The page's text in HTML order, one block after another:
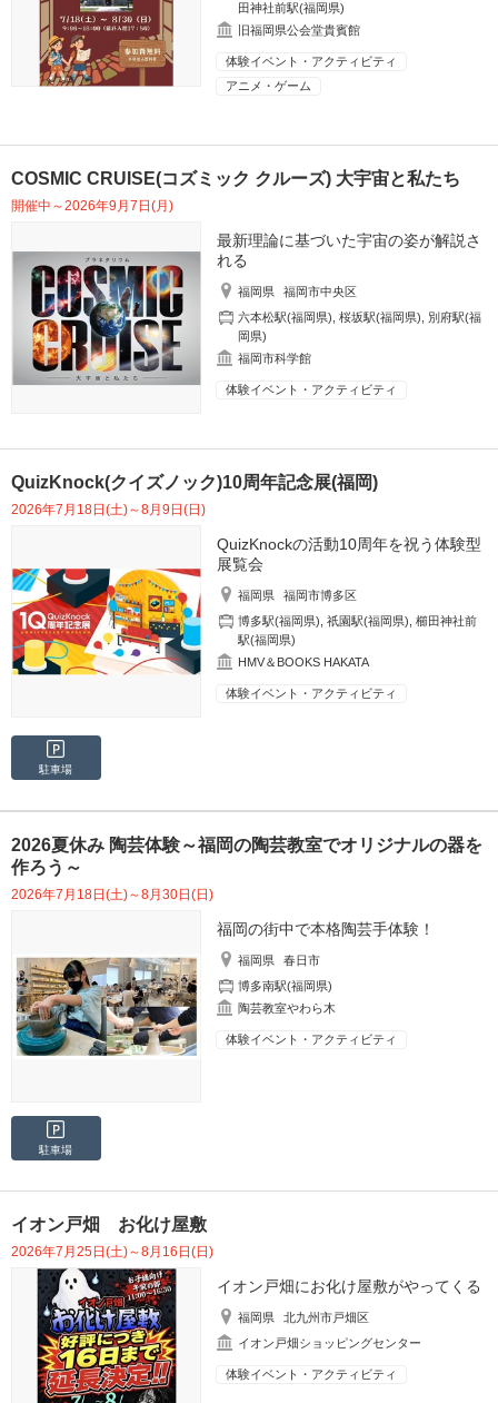
田神社前駅(福岡県)
旧福岡県公会堂貴賓館
体験イベント・アクティビティ
アニメ・ゲーム
COSMIC CRUISE(コズミック クルーズ) 大宇宙と私たち
開催中～2026年9月7日(月)
最新理論に基づいた宇宙の姿が解説さ
れる
福岡県
福岡市中央区
六本松駅(福岡県) ,桜坂駅(福岡県)
別府駅(福
岡県)
福岡市科学館
体験イベント・アクティビティ
QuizKnock(クイズノック)10周年記念展(福岡)
2026年7月18日(土)～8月9日(日)
QuizKnockの活動10周年を祝う体験型
展覧会
福岡県
福岡市博多区
博多駅(福岡県) ,祇園駅(福岡県) ,櫛田神社前
駅(福岡県)
HMV＆BOOKS HAKATA
体験イベント・アクティビティ
駐車場
2026夏休み 陶芸体験～福岡の陶芸教室でオリジナルの器を
作ろう～
2026年7月18日(土)～8月30日(日)
福岡の街中で本格陶芸手体験！
福岡県
春日市
博多南駅(福岡県)
陶芸教室やわら木
体験イベント・アクティビティ
駐車場
イオン戸畑 お化け屋敷
2026年7月25日(土)～8月16日(日)
イオン戸畑にお化け屋敷がやってくる
福岡県
北九州市戸畑区
イオン戸畑ショッピングセンター
体験イベント・アクティビティ